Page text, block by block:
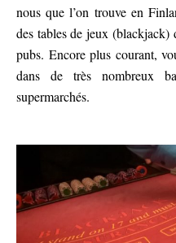
nous que l’on trouve en
des tables de jeux (blackjack)
pubs. Encore plus courant,
dans de très nombreux
supermarchés.